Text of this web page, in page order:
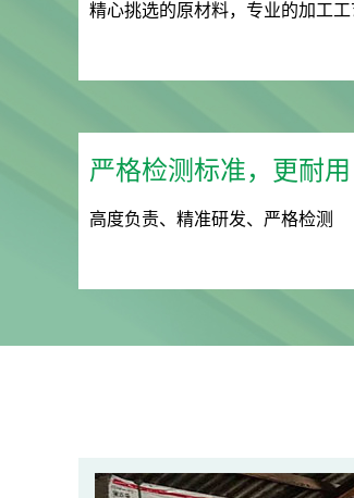
精心挑选的原材料，专业的加工工
严格检测标准，更耐用
高度负责、精准研发、严格检测